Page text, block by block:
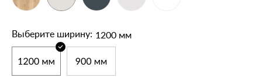
Выберите ширину: 1200 мм